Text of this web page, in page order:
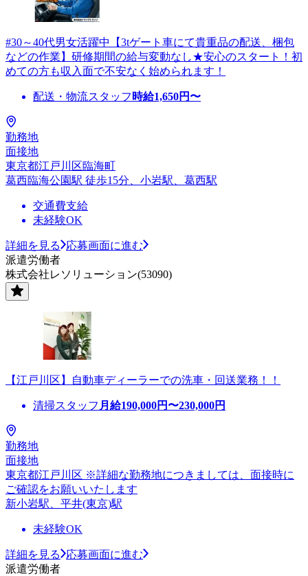
#30～40代男女活躍中【3tゲート車にて貴重品の配送、梱包
などの作業】研修期間の給与変動なし★安心のスタート！初
めての方も収入面で不安なく始められます！
配送・物流スタッフ 時給1,650円〜
勤務地
面接地
東京都江戸川区臨海町
葛西臨海公園駅 徒歩15分、小岩駅、葛西駅
交通費支給
未経験OK
詳細を見る
応募画面に進む
派遣労働者
株式会社レソリューション(53090)
【江戸川区】自動車ディーラーでの洗車・回送業務！！
清掃スタッフ 月給190,000円〜230,000円
勤務地
面接地
東京都江戸川区 ※詳細な勤務地につきましては、面接時に
ご確認をお願いいたします
新小岩駅、平井(東京)駅
未経験OK
詳細を見る
応募画面に進む
派遣労働者